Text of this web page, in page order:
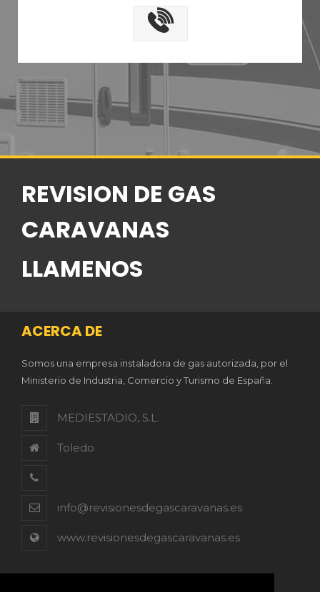
REVISION DE GAS
CARAVANAS
LLAMENOS
ACERCA DE
Somos una empresa instaladora de gas autorizada, por el
Ministerio de Industria, Comercio y Turismo de España.
MEDIESTADIO, S.L.
Toledo
info@revisionesdegascaravanas.es
www.revisionesdegascaravanas.es